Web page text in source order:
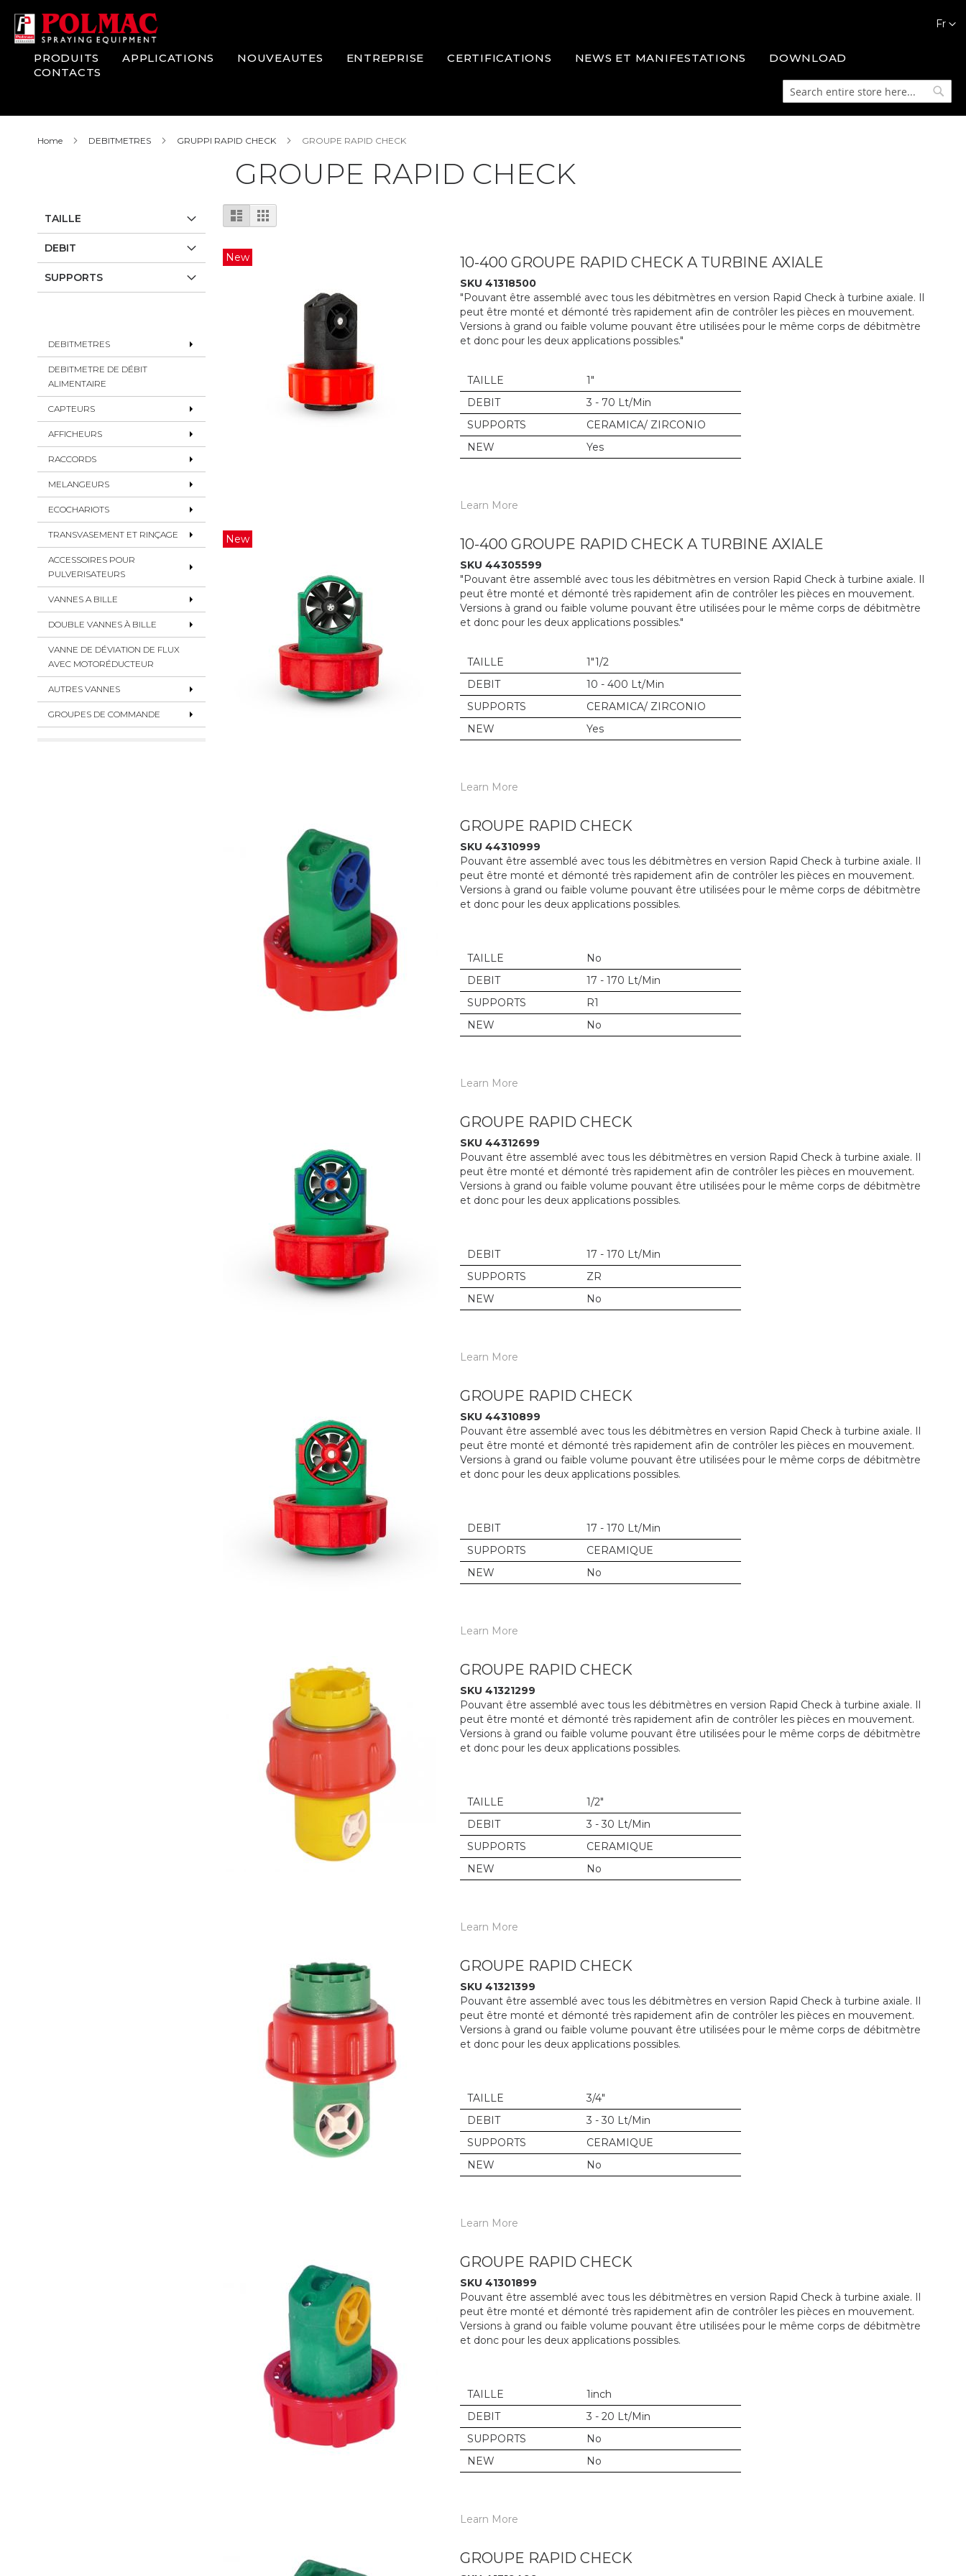
Skip
to
Content
Fr
PRODUITS APPLICATIONS NOUVEAUTES ENTREPRISE CERTIFICATIONS NEWS ET MANIFESTATIONS
DOWNLOAD
CONTACTS
Search
Home DEBITMETRES GRUPPI RAPID CHECK GROUPE RAPID CHECK
GROUPE RAPID CHECK
View
as
List Grid
New 10-400 GROUPE RAPID CHECK A TURBINE AXIALE
SKU 41318500
"Pouvant être assemblé avec tous les débitmètres en version Rapid Check à turbine axiale. Il
peut être monté et démonté très rapidement afin de contrôler les pièces en mouvement.
Versions à grand ou faible volume pouvant être utilisées pour le même corps de débitmètre
et donc pour les deux applications possibles."
TAILLE
1"
DEBIT
3 - 70 Lt/Min
SUPPORTS
CERAMICA/ ZIRCONIO
NEW
Yes
Learn More
New 10-400 GROUPE RAPID CHECK A TURBINE AXIALE
SKU 44305599
"Pouvant être assemblé avec tous les débitmètres en version Rapid Check à turbine axiale. Il
peut être monté et démonté très rapidement afin de contrôler les pièces en mouvement.
Versions à grand ou faible volume pouvant être utilisées pour le même corps de débitmètre
et donc pour les deux applications possibles."
TAILLE
1"1/2
DEBIT
10 - 400 Lt/Min
SUPPORTS
CERAMICA/ ZIRCONIO
NEW
Yes
Learn More
GROUPE RAPID CHECK
SKU 44310999
Pouvant être assemblé avec tous les débitmètres en version Rapid Check à turbine axiale. Il
peut être monté et démonté très rapidement afin de contrôler les pièces en mouvement.
Versions à grand ou faible volume pouvant être utilisées pour le même corps de débitmètre
et donc pour les deux applications possibles.
TAILLE
No
DEBIT
17 - 170 Lt/Min
SUPPORTS
R1
NEW
No
Learn More
GROUPE RAPID CHECK
SKU 44312699
Pouvant être assemblé avec tous les débitmètres en version Rapid Check à turbine axiale. Il
peut être monté et démonté très rapidement afin de contrôler les pièces en mouvement.
Versions à grand ou faible volume pouvant être utilisées pour le même corps de débitmètre
et donc pour les deux applications possibles.
DEBIT
17 - 170 Lt/Min
SUPPORTS
ZR
NEW
No
Learn More
GROUPE RAPID CHECK
SKU 44310899
Pouvant être assemblé avec tous les débitmètres en version Rapid Check à turbine axiale. Il
peut être monté et démonté très rapidement afin de contrôler les pièces en mouvement.
Versions à grand ou faible volume pouvant être utilisées pour le même corps de débitmètre
et donc pour les deux applications possibles.
DEBIT
17 - 170 Lt/Min
SUPPORTS
CERAMIQUE
NEW
No
Learn More
GROUPE RAPID CHECK
SKU 41321299
Pouvant être assemblé avec tous les débitmètres en version Rapid Check à turbine axiale. Il
peut être monté et démonté très rapidement afin de contrôler les pièces en mouvement.
Versions à grand ou faible volume pouvant être utilisées pour le même corps de débitmètre
et donc pour les deux applications possibles.
TAILLE
1/2"
DEBIT
3 - 30 Lt/Min
SUPPORTS
CERAMIQUE
NEW
No
Learn More
GROUPE RAPID CHECK
SKU 41321399
Pouvant être assemblé avec tous les débitmètres en version Rapid Check à turbine axiale. Il
peut être monté et démonté très rapidement afin de contrôler les pièces en mouvement.
Versions à grand ou faible volume pouvant être utilisées pour le même corps de débitmètre
et donc pour les deux applications possibles.
TAILLE
3/4"
DEBIT
3 - 30 Lt/Min
SUPPORTS
CERAMIQUE
NEW
No
Learn More
GROUPE RAPID CHECK
SKU 41301899
Pouvant être assemblé avec tous les débitmètres en version Rapid Check à turbine axiale. Il
peut être monté et démonté très rapidement afin de contrôler les pièces en mouvement.
Versions à grand ou faible volume pouvant être utilisées pour le même corps de débitmètre
et donc pour les deux applications possibles.
TAILLE
1inch
DEBIT
3 - 20 Lt/Min
SUPPORTS
No
NEW
No
Learn More
GROUPE RAPID CHECK
TAILLE
DEBIT
SUPPORTS
DEBITMETRES
DEBITMETRE DE DÉBIT
ALIMENTAIRE
CAPTEURS
AFFICHEURS
RACCORDS
MELANGEURS
ECOCHARIOTS
TRANSVASEMENT ET RINÇAGE
ACCESSOIRES POUR
PULVERISATEURS
VANNES A BILLE
DOUBLE VANNES À BILLE
VANNE DE DÉVIATION DE FLUX
AVEC MOTORÉDUCTEUR
AUTRES VANNES
GROUPES DE COMMANDE